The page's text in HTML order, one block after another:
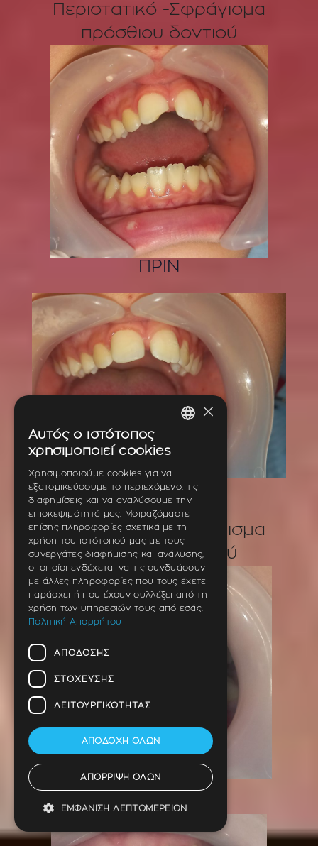
Περιστατικό -Σφράγισμα
πρόσθιου δοντιού
ΠΡΙΝ
ΜΕΤΑ
Περιστατικό -Σφράγισμα
πρόσθιου δοντιού
ΠΡΙΝ
×
Αυτός ο ιστότοπος
χρησιμοποιεί cookies
Χρησιμοποιούμε cookies για να
εξατομικεύσουμε το περιεχόμενο, τις
διαφημίσεις και να αναλύσουμε την
επισκεψιμότητά μας. Μοιραζόμαστε
επίσης πληροφορίες σχετικά με τη
χρήση του ιστότοπού μας με τους
συνεργάτες διαφήμισης και ανάλυσης,
οι οποίοι ενδέχεται να τις συνδυάσουν
με άλλες πληροφορίες που τους έχετε
παράσχει ή που έχουν συλλέξει από τη
χρήση των υπηρεσιών τους από εσάς.
Πολιτική Απορρήτου
ΑΠΌΔΟΣΗΣ
ΣΤΌΧΕΥΣΗΣ
ΛΕΙΤΟΥΡΓΙΚΌΤΗΤΑΣ
ΑΠΟΔΟΧΉ ΌΛΩΝ
ΑΠΌΡΡΙΨΗ ΌΛΩΝ
ΕΜΦΆΝΙΣΗ ΛΕΠΤΟΜΕΡΕΙΏΝ